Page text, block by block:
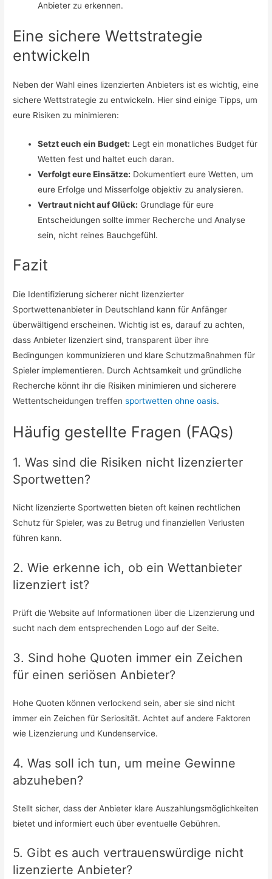
Anbieter zu erkennen.
Eine sichere Wettstrategie
entwickeln
Neben der Wahl eines lizenzierten Anbieters ist es wichtig, eine
sichere Wettstrategie zu entwickeln. Hier sind einige Tipps, um
eure Risiken zu minimieren:
Setzt euch ein Budget: Legt ein monatliches Budget für
Wetten fest und haltet euch daran.
Verfolgt eure Einsätze: Dokumentiert eure Wetten, um
eure Erfolge und Misserfolge objektiv zu analysieren.
Vertraut nicht auf Glück: Grundlage für eure
Entscheidungen sollte immer Recherche und Analyse
sein, nicht reines Bauchgefühl.
Fazit
Die Identifizierung sicherer nicht lizenzierter
Sportwettenanbieter in Deutschland kann für Anfänger
überwältigend erscheinen. Wichtig ist es, darauf zu achten,
dass Anbieter lizenziert sind, transparent über ihre
Bedingungen kommunizieren und klare Schutzmaßnahmen für
Spieler implementieren. Durch Achtsamkeit und gründliche
Recherche könnt ihr die Risiken minimieren und sicherere
Wettentscheidungen treffensportwetten ohne oasis.
Häufig gestellte Fragen (FAQs)
1. Was sind die Risiken nicht lizenzierter
Sportwetten?
Nicht lizenzierte Sportwetten bieten oft keinen rechtlichen
Schutz für Spieler, was zu Betrug und finanziellen Verlusten
führen kann.
2. Wie erkenne ich, ob ein Wettanbieter
lizenziert ist?
Prüft die Website auf Informationen über die Lizenzierung und
sucht nach dem entsprechenden Logo auf der Seite.
3. Sind hohe Quoten immer ein Zeichen
für einen seriösen Anbieter?
Hohe Quoten können verlockend sein, aber sie sind nicht
immer ein Zeichen für Seriosität. Achtet auf andere Faktoren
wie Lizenzierung und Kundenservice.
4. Was soll ich tun, um meine Gewinne
abzuheben?
Stellt sicher, dass der Anbieter klare Auszahlungsmöglichkeiten
bietet und informiert euch über eventuelle Gebühren.
5. Gibt es auch vertrauenswürdige nicht
lizenzierte Anbieter?